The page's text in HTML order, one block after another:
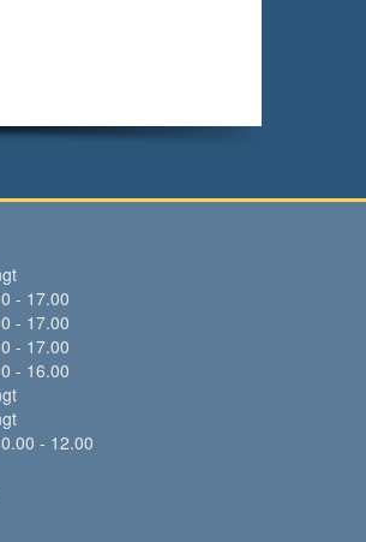
- 17.00
- 17.00
- 17.00
- 16.00
- 12.00